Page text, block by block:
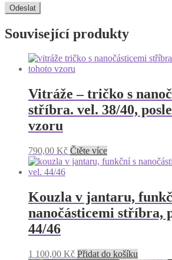
Související produkty
Vitráže – tričko s
stříbra. vel. 38/40,
vzoru
790,00 Kč Čtěte více
Kouzla v jantaru,
nanočásticemi stříbra,
44/46
1 100,00 Kč Přidat do košíku